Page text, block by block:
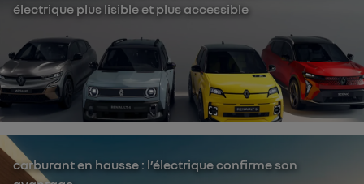
électrique plus lisible et plus accessible
carburant en hausse : l’électrique confirme son